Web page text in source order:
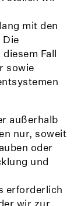
mit den
Die
Fall
sowie
außerhalb
nur, soweit
oder
und
erforderlich
wir zur